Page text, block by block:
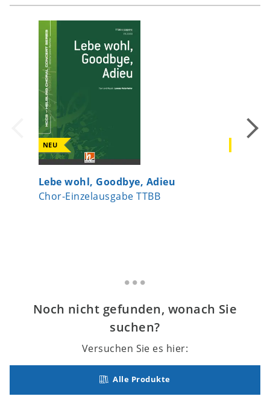
NEU
Lebe wohl, Goodbye, Adieu
Chor-Einzelausgabe TTBB
Noch nicht gefunden, wonach Sie
suchen?
Versuchen Sie es hier:
Alle Produkte